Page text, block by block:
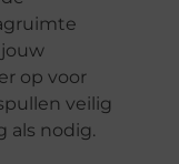
op voor
veilig
als nodig.